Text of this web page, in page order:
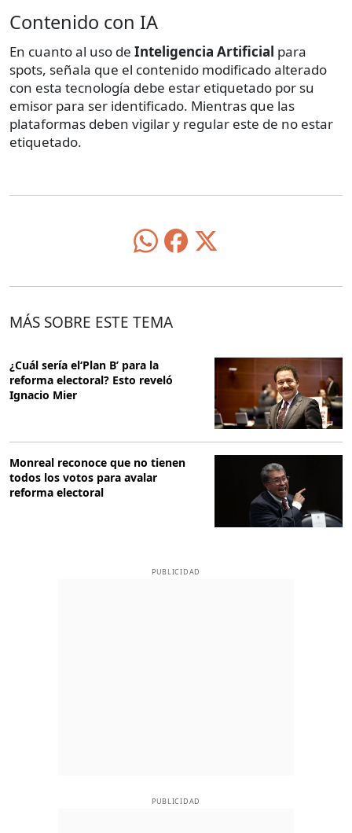
Contenido con IA
En cuanto al uso de Inteligencia Artificial para
spots, señala que el contenido modificado alterado
con esta tecnología debe estar etiquetado por su
emisor para ser identificado. Mientras que las
plataformas deben vigilar y regular este de no estar
etiquetado.
MÁS SOBRE ESTE TEMA
¿Cuál sería el‘Plan B’ para la
reforma electoral? Esto reveló
Ignacio Mier
Monreal reconoce que no tienen
todos los votos para avalar
reforma electoral
PUBLICIDAD
PUBLICIDAD